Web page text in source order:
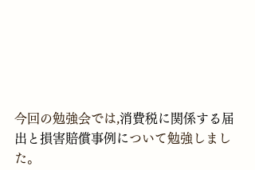
今回の勉強会では,消費税に関係する届
出と損害賠償事例について勉強しまし
た。